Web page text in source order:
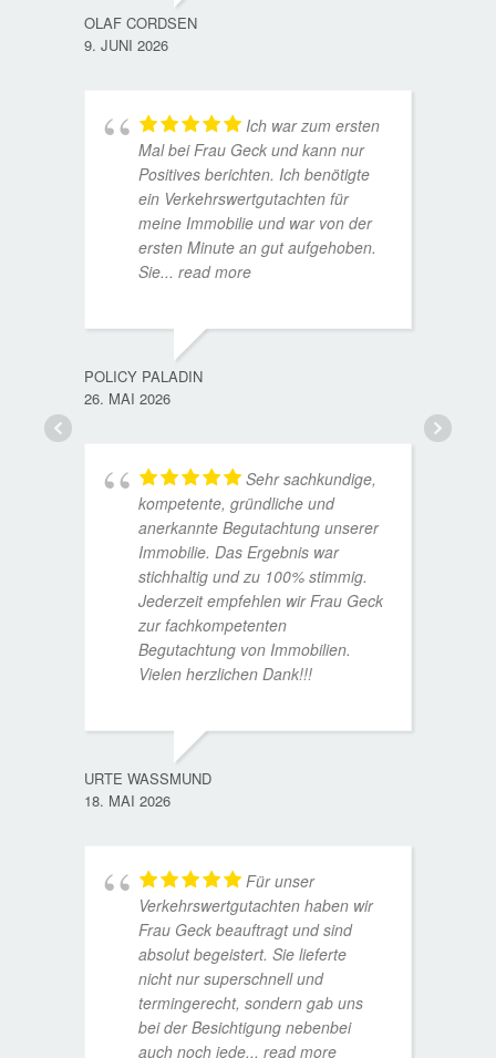
OLAF CORDSEN
9. JUNI 2026
Ich war zum ersten
Mal bei Frau Geck und kann nur
Positives berichten. Ich benötigte
ein Verkehrswertgutachten für
meine Immobilie und war von der
ersten Minute an gut aufgehoben.
Sie... read more
POLICY PALADIN
26. MAI 2026
Sehr sachkundige,
kompetente, gründliche und
anerkannte Begutachtung unserer
Immobilie. Das Ergebnis war
stichhaltig und zu 100% stimmig.
Jederzeit empfehlen wir Frau Geck
zur fachkompetenten
Begutachtung von Immobilien.
Vielen herzlichen Dank!!!
URTE WASSMUND
18. MAI 2026
Für unser
Verkehrswertgutachten haben wir
Frau Geck beauftragt und sind
absolut begeistert. Sie lieferte
nicht nur superschnell und
termingerecht, sondern gab uns
bei der Besichtigung nebenbei
auch noch jede... read more